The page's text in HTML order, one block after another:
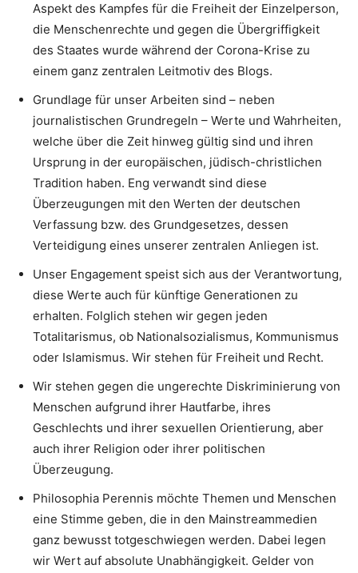
Aspekt des Kampfes für die Freiheit der Einzelperson,
die Menschenrechte und gegen die Übergriffigkeit
des Staates wurde während der Corona-Krise zu
einem ganz zentralen Leitmotiv des Blogs.
Grundlage für unser Arbeiten sind – neben
journalistischen Grundregeln – Werte und Wahrheiten,
welche über die Zeit hinweg gültig sind und ihren
Ursprung in der europäischen, jüdisch-christlichen
Tradition haben. Eng verwandt sind diese
Überzeugungen mit den Werten der deutschen
Verfassung bzw. des Grundgesetzes, dessen
Verteidigung eines unserer zentralen Anliegen ist.
Unser Engagement speist sich aus der Verantwortung,
diese Werte auch für künftige Generationen zu
erhalten. Folglich stehen wir gegen jeden
Totalitarismus, ob Nationalsozialismus, Kommunismus
oder Islamismus. Wir stehen für Freiheit und Recht.
Wir stehen gegen die ungerechte Diskriminierung von
Menschen aufgrund ihrer Hautfarbe, ihres
Geschlechts und ihrer sexuellen Orientierung, aber
auch ihrer Religion oder ihrer politischen
Überzeugung.
Philosophia Perennis möchte Themen und Menschen
eine Stimme geben, die in den Mainstreammedien
ganz bewusst totgeschwiegen werden. Dabei legen
wir Wert auf absolute Unabhängigkeit. Gelder von